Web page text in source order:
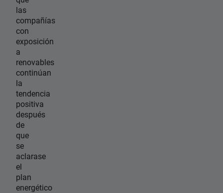
las
compañías
con
exposición
a
renovables
continúan
la
tendencia
positiva
después
de
que
se
aclarase
el
plan
energético